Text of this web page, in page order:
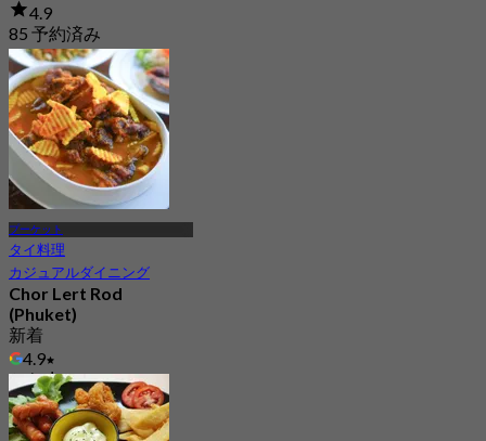
4.9
85 予約済み
から฿ 1,056
プーケット
タイ料理
カジュアルダイニング
Chor Lert Rod
(Phuket)
新着
4.9
から฿ 287.5